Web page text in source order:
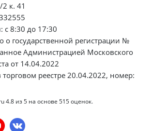
к. 41
с 8:30 до 17:30
о государственной регистрации №
Администрацией Московского
от 14.04.2022
торговом реестре 20.04.2022, номер:
4.8 из5 на основе 515оценок.